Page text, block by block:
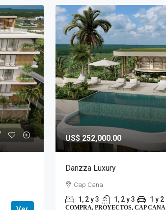
US$ 252,000.00
Danzza Luxury
Cap Cana
1, 2 y 3 1, 2 y 3 1 y 2
COMPRA, PROYECTOS, CAP CANA